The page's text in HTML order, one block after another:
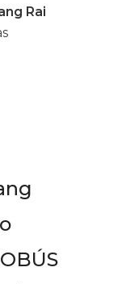
Rai